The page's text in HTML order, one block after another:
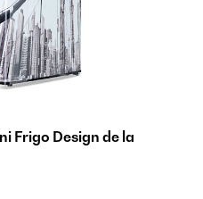
Frigo Design de la